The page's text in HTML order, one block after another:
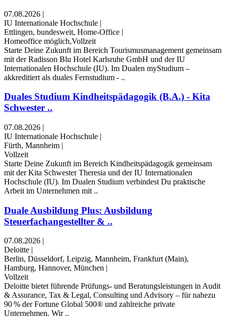
07.08.2026 |
IU Internationale Hochschule |
Ettlingen, bundesweit, Home-Office |
Homeoffice möglich,Vollzeit
Starte Deine Zukunft im Bereich Tourismusmanagement gemeinsam
mit der Radisson Blu Hotel Karlsruhe GmbH und der IU
Internationalen Hochschule (IU). Im Dualen myStudium –
akkreditiert als duales Fernstudium - ..
Duales Studium Kindheitspädagogik (B.A.) - Kita
Schwester ..
07.08.2026 |
IU Internationale Hochschule |
Fürth, Mannheim |
Vollzeit
Starte Deine Zukunft im Bereich Kindheitspädagogik gemeinsam
mit der Kita Schwester Theresia und der IU Internationalen
Hochschule (IU). Im Dualen Studium verbindest Du praktische
Arbeit im Unternehmen mit ..
Duale Ausbildung Plus: Ausbildung
Steuerfachangestellter & ..
07.08.2026 |
Deloitte |
Berlin, Düsseldorf, Leipzig, Mannheim, Frankfurt (Main),
Hamburg, Hannover, München |
Vollzeit
Deloitte bietet führende Prüfungs- und Beratungsleistungen in Audit
& Assurance, Tax & Legal, Consulting und Advisory – für nahezu
90 % der Fortune Global 500® und zahlreiche private
Unternehmen. Wir ..